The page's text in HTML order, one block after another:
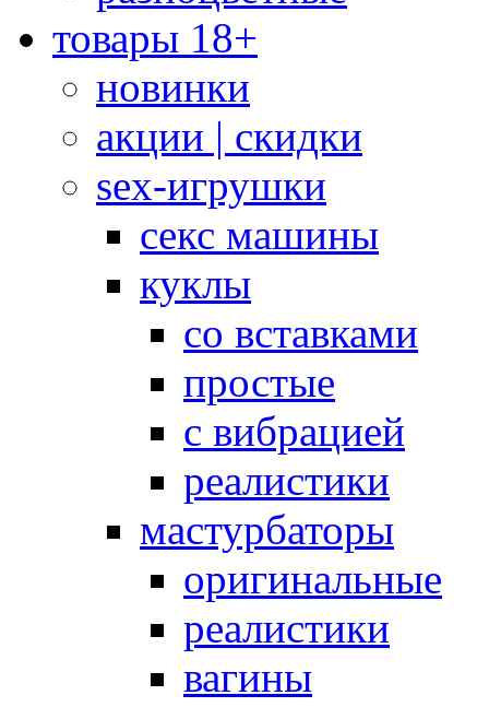
товары 18+
новинки
акции | скидки
sex-игрушки
секс машины
куклы
со вставками
простые
с вибрацией
реалистики
мастурбаторы
оригинальные
реалистики
вагины